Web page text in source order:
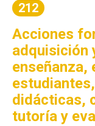
212
Acciones
adquisición
enseñanza,
didácticas,
tutoría y